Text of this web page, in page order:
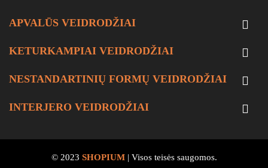
APVALŪS VEIDRODŽIAI 
KETURKAMPIAI VEIDRODŽIAI 
NESTANDARTINIŲ FORMŲ VEIDRODŽIAI 
INTERJERO VEIDRODŽIAI 
© 2023 SHOPIUM| Visos teisės saugomos.